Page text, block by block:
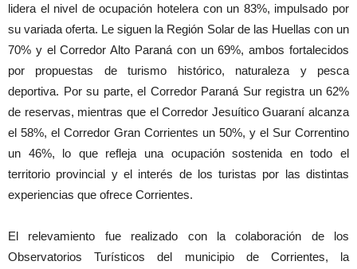
lidera el nivel de ocupación hotelera con un 83%, impulsado por
su variada oferta. Le siguen la Región Solar de las Huellas con un
70% y el Corredor Alto Paraná con un 69%, ambos fortalecidos
por propuestas de turismo histórico, naturaleza y pesca
deportiva. Por su parte, el Corredor Paraná Sur registra un 62%
de reservas, mientras que el Corredor Jesuítico Guaraní alcanza
el 58%, el Corredor Gran Corrientes un 50%, y el Sur Correntino
un 46%, lo que refleja una ocupación sostenida en todo el
territorio provincial y el interés de los turistas por las distintas
experiencias que ofrece Corrientes.
El relevamiento fue realizado con la colaboración de los
Observatorios Turísticos del municipio de Corrientes, la